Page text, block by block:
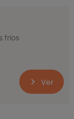
fríos
Ver